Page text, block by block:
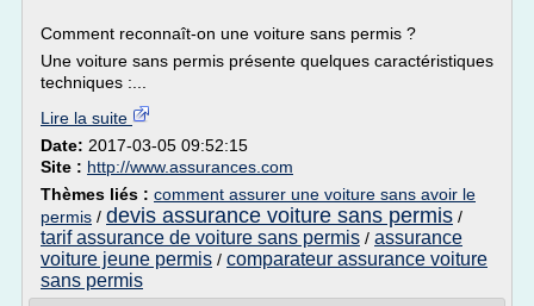
Comment reconnaît-on une voiture sans permis ?
Une voiture sans permis présente quelques caractéristiques
techniques :...
Lire la suite
Date: 2017-03-05 09:52:15
Site : http://www.assurances.com
Thèmes liés : comment assurer une voiture sans avoir le
permis / devis assurance voiture sans permis /
tarif assurance de voiture sans permis / assurance
voiture jeune permis / comparateur assurance voiture
sans permis